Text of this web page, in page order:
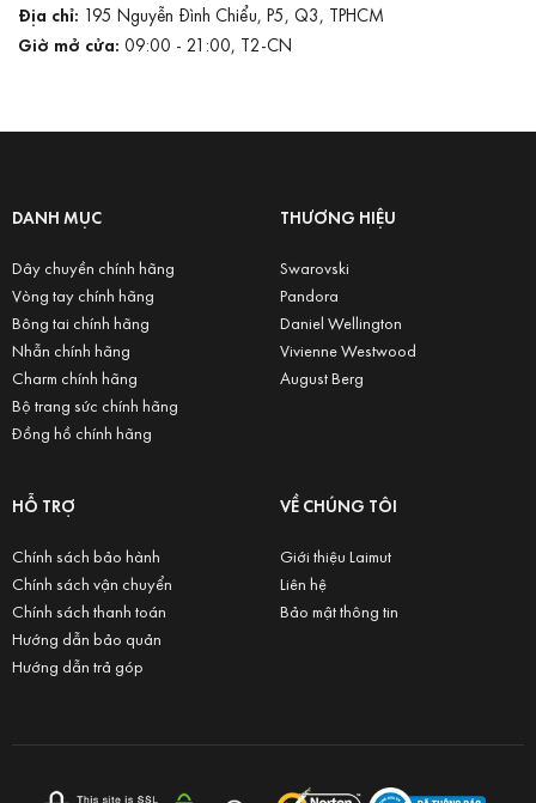
Địa chỉ: 195 Nguyễn Đình Chiểu, P5, Q3, TPHCM
Giờ mở cửa: 09:00 - 21:00, T2-CN
DANH MỤC
Dây chuyền chính hãng
Vòng tay chính hãng
Bông tai chính hãng
Nhẫn chính hãng
Charm chính hãng
Bộ trang sức chính hãng
Đồng hồ chính hãng
THƯƠNG HIỆU
Swarovski
Pandora
Daniel Wellington
Vivienne Westwood
August Berg
HỖ TRỢ
Chính sách bảo hành
Chính sách vận chuyển
Chính sách thanh toán
Hướng dẫn bảo quản
Hướng dẫn trả góp
VỀ CHÚNG TÔI
Giới thiệu Laimut
Liên hệ
Bảo mật thông tin